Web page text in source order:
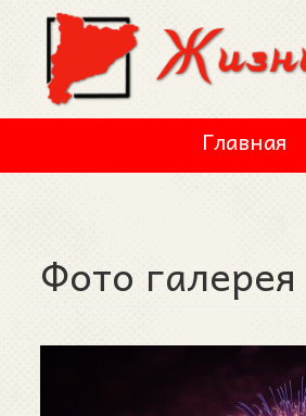
Перейти к основному содержанию
Главная
Фото галерея